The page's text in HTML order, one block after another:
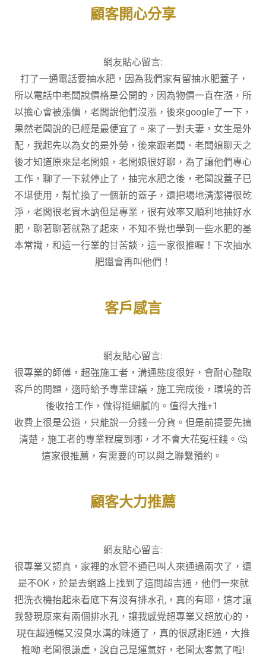
顧客開心分享
網友貼心留言:
打了一通電話要抽水肥，因為我們家有留抽水肥蓋子，
所以電話中老闆說價格是公開的，因為物價一直在漲，所
以擔心會被漲價，老闆說他們沒漲，後來google了一下，
果然老闆說的已經是最便宜了。來了一對夫妻，女生是外
配，我起先以為女的是外勞，後來跟老闆、老闆娘聊天之
後才知道原來是老闆娘，老闆娘很好聊，為了讓他們專心
工作，聊了一下就停止了，抽完水肥之後，老闆說蓋子已
不堪使用，幫忙換了一個新的蓋子，還把場地清潔得很乾
淨，老闆很老實木訥但是專業，很有效率又順利地抽好水
肥，聊著聊著就熟了起來，不知不覺也學到一些水肥的基
本常識，和這一行業的甘苦談，這一家很推喔！下次抽水
肥還會再叫他們！
客戶感言
網友貼心留言:
很專業的師傅，超強施工者，溝通態度很好，會耐心聽取
客戶的問題，適時給予專業建議，施工完成後，環境的善
後收拾工作，做得挺細膩的。值得大推+1
收費上很是公道，只能說一分錢一分貨。但是前提要先搞
清楚，施工者的專業程度到哪，才不會大花冤枉錢。🤔
這家很推薦，有需要的可以與之聯繫預約。
顧客大力推薦
網友貼心留言:
很專業又認真，家裡的水管不通已叫人來通過兩次了，還
是不OK，於是去網路上找到了這間超吉通，他們一來就
把洗衣機抬起來看底下有沒有排水孔，真的有耶，這才讓
我發現原來有兩個排水孔，讓我感覺超專業又超放心的，
現在超通暢又沒臭水溝的味道了，真的很感謝E通，大推
推呦 老闆很謙虛，說自己是運氣好，老闆太客氣了啦!